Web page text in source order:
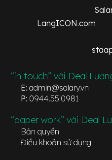
LangICON.com
“in touch” với Deal
E: admin@salary.vn
P: 0944.55.0981
“paper work” với Deal
Bản quyền
Điều khoản sử dụng